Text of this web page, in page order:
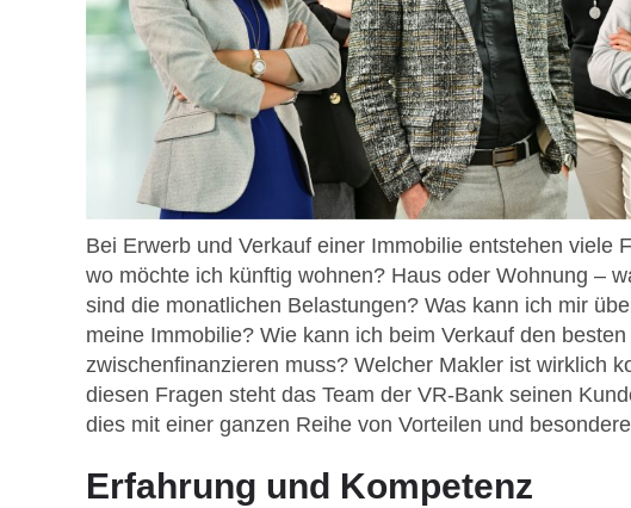
Bei Erwerb und Verkauf einer Immobilie entstehen viele
wo möchte ich künftig wohnen? Haus oder Wohnung –
sind die monatlichen Belastungen? Was kann ich mir
meine Immobilie? Wie kann ich beim Verkauf den
zwischenfinanzieren muss? Welcher Makler ist wirklich
diesen Fragen steht das Team der VR-Bank seinen
dies mit einer ganzen Reihe von Vorteilen und
Erfahrung und Kompetenz